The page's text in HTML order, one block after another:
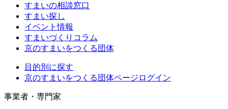
すまいの相談窓口
すまい探し
イベント情報
すまいづくりコラム
京のすまいをつくる団体
目的別に探す
京のすまいをつくる団体ページログイン
事業者・専門家